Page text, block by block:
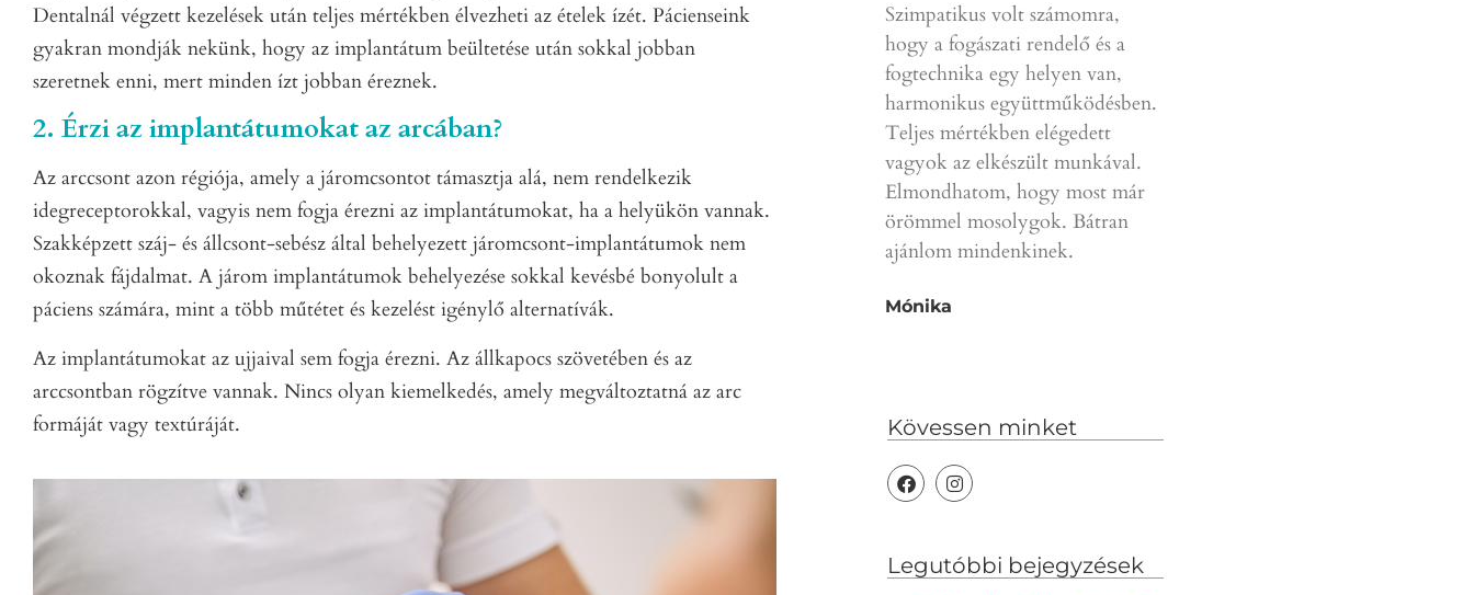
Dentalnál végzett kezelések után teljes mértékben élvezheti az ételek ízét. Pácienseink
gyakran mondják nekünk, hogy az implantátum beültetése után sokkal jobban
szeretnek enni, mert minden ízt jobban éreznek.
2. Érzi az implantátumokat az arcában?
Az arccsont azon régiója, amely a járomcsontot támasztja alá, nem rendelkezik
idegreceptorokkal, vagyis nem fogja érezni az implantátumokat, ha a helyükön vannak.
Szakképzett száj- és állcsont-sebész által behelyezett járomcsont-implantátumok nem
okoznak fájdalmat. A járom implantátumok behelyezése sokkal kevésbé bonyolult a
páciens számára, mint a több műtétet és kezelést igénylő alternatívák.
Az implantátumokat az ujjaival sem fogja érezni. Az állkapocs szövetében és az
arccsontban rögzítve vannak. Nincs olyan kiemelkedés, amely megváltoztatná az arc
formáját vagy textúráját.
Szimpatikus volt számomra,
hogy a fogászati rendelő és a
fogtechnika egy helyen van,
harmonikus együttműködésben.
Teljes mértékben elégedett
vagyok az elkészült munkával.
Elmondhatom, hogy most már
örömmel mosolygok. Bátran
ajánlom mindenkinek.
Mónika
Kövessen minket
Legutóbbi bejegyzések